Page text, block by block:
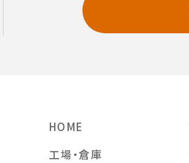
HOME
工場・倉庫